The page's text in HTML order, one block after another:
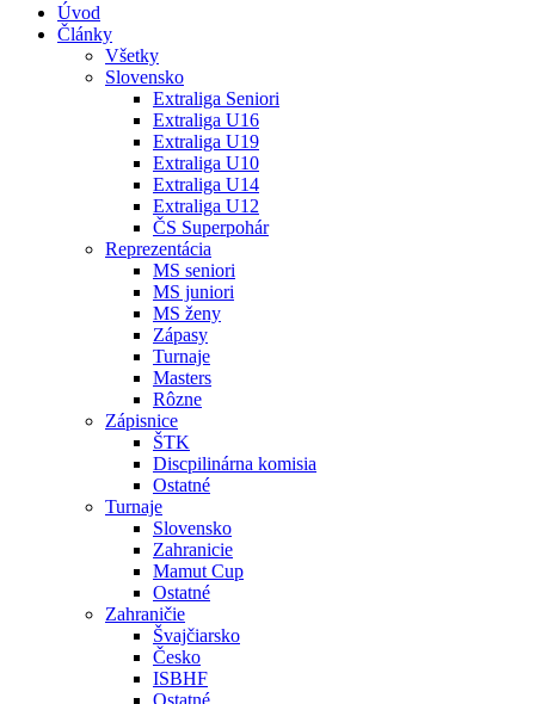
Úvod
Články
Všetky
Slovensko
Extraliga Seniori
Extraliga U16
Extraliga U19
Extraliga U10
Extraliga U14
Extraliga U12
ČS Superpohár
Reprezentácia
MS seniori
MS juniori
MS ženy
Zápasy
Turnaje
Masters
Rôzne
Zápisnice
ŠTK
Discpilinárna komisia
Ostatné
Turnaje
Slovensko
Zahranicie
Mamut Cup
Ostatné
Zahraničie
Švajčiarsko
Česko
ISBHF
Ostatné